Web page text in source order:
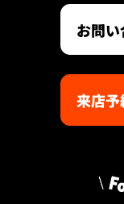
お問
来店予